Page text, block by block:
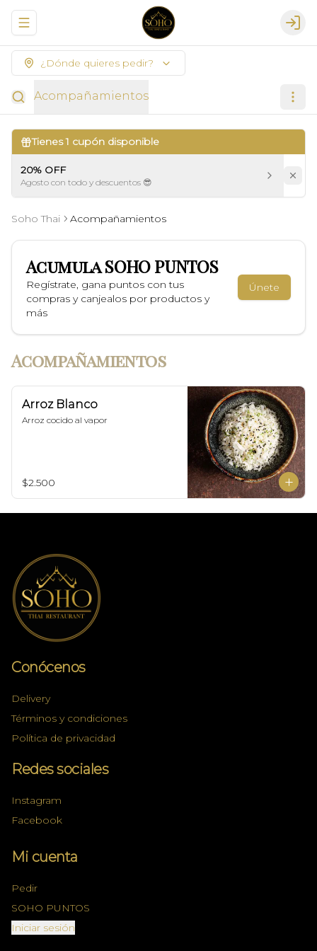
Abrir menu de navegación
¿Dónde quieres pedir?
Acompañamientos
Tienes1 cupón disponible
20% OFF
Agosto con todo y descuentos 😎
Soho Thai Acompañamientos
AcumulaSOHO PUNTOS
Regístrate, gana puntos con tus
compras y canjealos por productos y
más
Únete
Acompañamientos
Arroz Blanco
Arroz cocido al vapor
$2.500
Conócenos
Delivery
Términos y condiciones
Política de privacidad
Redes sociales
Instagram
Facebook
Mi cuenta
Pedir
SOHO PUNTOS
Iniciar sesión